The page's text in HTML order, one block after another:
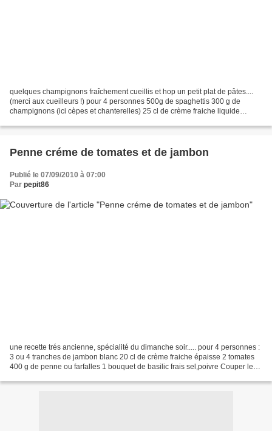
quelques champignons fraîchement cueillis et hop un petit plat de pâtes....
(merci aux cueilleurs !) pour 4 personnes 500g de spaghettis 300 g de
champignons (ici cèpes et chanterelles) 25 cl de crème fraiche liquide
Penne créme de tomates et de jambon
Publié le 07/09/2010 à 07:00
Par pepit86
une recette trés ancienne, spécialité du dimanche soir..... pour 4 personnes :
3 ou 4 tranches de jambon blanc 20 cl de crème fraiche épaisse 2 tomates
400 g de penne ou farfalles 1 bouquet de basilic frais sel,poivre Couper le